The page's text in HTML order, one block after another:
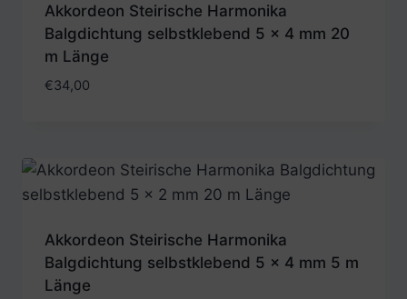
Akkordeon Steirische Harmonika
Balgdichtung selbstklebend 5 x 4 mm 20
m Länge
€34,00
Akkordeon Steirische Harmonika
Balgdichtung selbstklebend 5 x 4 mm 5 m
Länge